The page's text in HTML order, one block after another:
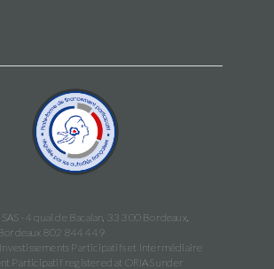
· 4 quai de Bacalan, 33 300 Bordeaux,
Bordeaux 802 844 449
Participatifs et Intermédiaire
Participatif registered at ORIAS under